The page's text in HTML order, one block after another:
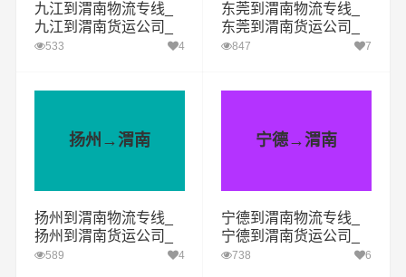
九江到渭南物流专线_
九江到渭南货运公司_
九江至渭南运输专线哪
533 4
东莞到渭南物流专线_
东莞到渭南货运公司_
东莞至渭南运输专线哪
847 7
扬州→渭南
扬州到渭南物流专线_
扬州到渭南货运公司_
扬州至渭南运输专线哪
589 4
宁德→渭南
宁德到渭南物流专线_
宁德到渭南货运公司_
宁德至渭南运输专线哪
738 6